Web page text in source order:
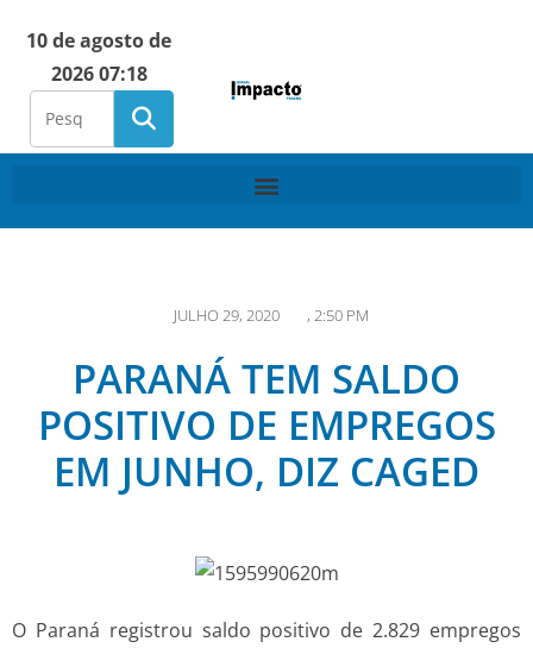
10 de agosto de
2026 07:18
JULHO 29, 2020 , 2:50 PM
PARANÁ TEM SALDO
POSITIVO DE EMPREGOS
EM JUNHO, DIZ CAGED
O Paraná registrou saldo positivo de 2.829 empregos